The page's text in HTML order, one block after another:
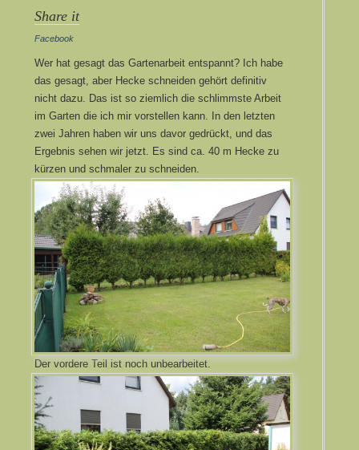
Share it
Facebook
Wer hat gesagt das Gartenarbeit entspannt? Ich habe
das gesagt, aber Hecke schneiden gehört definitiv
nicht dazu. Das ist so ziemlich die schlimmste Arbeit
im Garten die ich mir vorstellen kann. In den letzten
zwei Jahren haben wir uns davor gedrückt, und das
Ergebnis sehen wir jetzt. Es sind ca. 40 m Hecke zu
kürzen und schmaler zu schneiden.
Der vordere Teil ist noch unbearbeitet.